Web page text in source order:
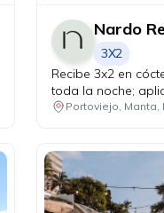
Nardo
3X2
Recibe 3x2 en
toda la noche;
miércoles.